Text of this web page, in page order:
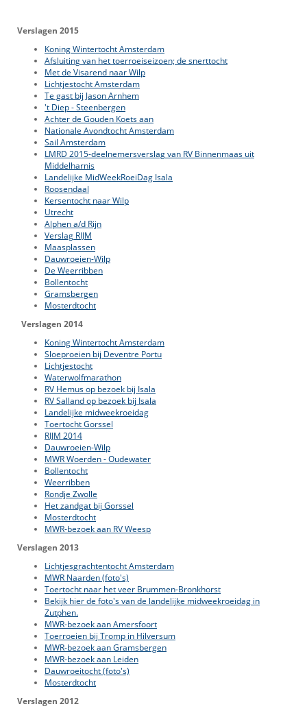
Verslagen 2015
Koning Wintertocht Amsterdam
Afsluiting van het toerroeiseizoen; de snerttocht
Met de Visarend naar Wilp
Lichtjestocht Amsterdam
Te gast bij Jason Arnhem
't Diep - Steenbergen
Achter de Gouden Koets aan
Nationale Avondtocht Amsterdam
Sail Amsterdam
LMRD 2015-deelnemersverslag van RV Binnenmaas uit
Middelharnis
Landelijke MidWeekRoeiDag Isala
Roosendaal
Kersentocht naar Wilp
Utrecht
Alphen a/d Rijn
Verslag RIJM
Maasplassen
Dauwroeien-Wilp
De Weerribben
Bollentocht
Gramsbergen
Mosterdtocht
Verslagen 2014
Koning Wintertocht Amsterdam
Sloeproeien bij Deventre Portu
Lichtjestocht
Waterwolfmarathon
RV Hemus op bezoek bij Isala
RV Salland op bezoek bij Isala
Landelijke midweekroeidag
Toertocht Gorssel
RIJM 2014
Dauwroeien-Wilp
MWR Woerden - Oudewater
Bollentocht
Weerribben
Rondje Zwolle
Het zandgat bij Gorssel
Mosterdtocht
MWR-bezoek aan RV Weesp
Verslagen 2013
Lichtjesgrachtentocht Amsterdam
MWR Naarden (foto's)
Toertocht naar het veer Brummen-Bronkhorst
Bekijk hier de foto's van de landelijke midweekroeidag in
Zutphen.
MWR-bezoek aan Amersfoort
Toerroeien bij Tromp in Hilversum
MWR-bezoek aan Gramsbergen
MWR-bezoek aan Leiden
Dauwroeitocht (foto's)
Mosterdtocht
Verslagen 2012